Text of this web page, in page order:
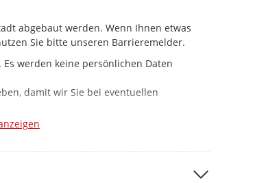
abgebaut werden. Wenn Ihnen etwas
Sie bitte unseren Barrieremelder.
werden keine persönlichen Daten
damit wir Sie bei eventuellen
der Barrieremelder vorrangig zur
der gemeldeten Barriere möglich
bestehende Barrieren kontinuierlich